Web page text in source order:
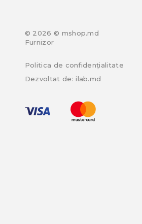
© 2026 © mshop.md
Furnizor
Politica de confidențialitate
Dezvoltat de:ilab.md